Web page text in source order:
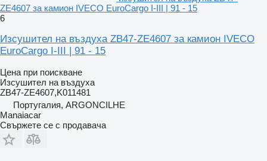
ZE4607 за камион IVECO EuroCargo I-III | 91 - 15
6
Изсушител на въздуха ZB47-ZE4607 за камион IVECO
EuroCargo I-III | 91 - 15
Цена при поискване
Изсушител на въздуха
ZB47-ZE4607,K011481
Португалия, ARGONCILHE
Manaiacar
Свържете се с продавача